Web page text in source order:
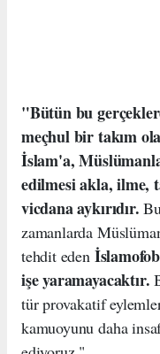
"Bütün bu
meçhul bir takım
İslam'a,
edilmesi akla, ilme,
vicdana aykırıdır.
zamanlarda
tehdit eden
işe yaramayacaktır.
tür provakatif
kamuoyunu daha